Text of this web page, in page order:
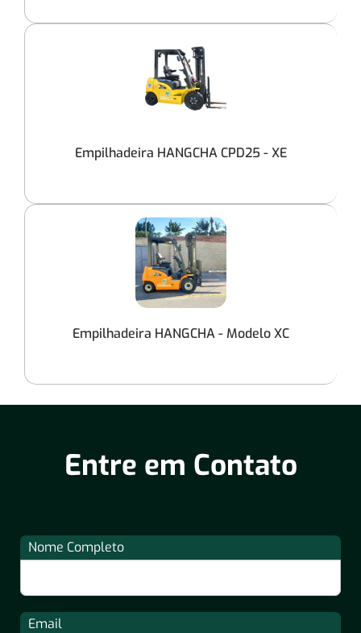
Empilhadeira HANGCHA CPD25 - XE
Empilhadeira HANGCHA - Modelo XC
Entre em Contato
Nome Completo
Email